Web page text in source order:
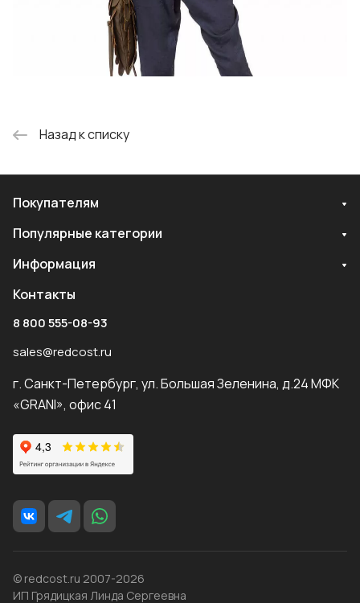
Назад к списку
Покупателям
Популярные категории
Информация
Контакты
8 800 555-08-93
sales@redcost.ru
г. Санкт-Петербург, ул. Большая Зеленина, д.24 МФК
«GRANI», офис 41
© redcost.ru 2007-2026
ИП Грядицкая Линда Сергеевна